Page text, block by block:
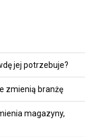
jej potrzebuje?
zmienią branżę
magazyny,